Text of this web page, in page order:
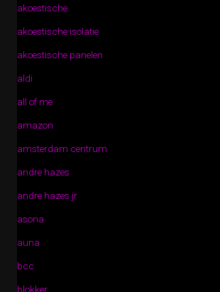
akoestische
akoestische isolatie
akoestische panelen
aldi
all of me
amazon
amsterdam centrum
andre hazes
andre hazes jr
asona
auna
bcc
blokker